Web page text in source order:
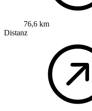
76,6 km
Distanz